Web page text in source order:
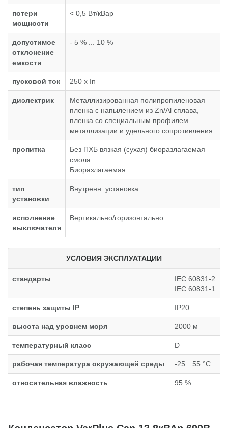
потери
мощности
< 0,5 Вт/кВар
допустимое
отклонение
емкости
- 5 % ... 10 %
пусковой ток 250 x In
диэлектрик
Металлизированная полипропиленовая
пленка с напылением из Zn/Al сплава,
пленка со специальным профилем
металлизации и удельного сопротивления
пропитка
Без ПХБ вязкая (сухая) биоразлагаемая
смола
Биоразлагаемая
тип
установки
Внутренн. установка
исполнение
выключателя
Вертикально/горизонтально
УСЛОВИЯ ЭКСПЛУАТАЦИИ
стандарты
IEC 60831-2
IEC 60831-1
степень защиты IP IP20
высота над уровнем моря 2000 м
температурный класс D
рабочая температура окружающей среды -25…55 °C
относительная влажность 95 %